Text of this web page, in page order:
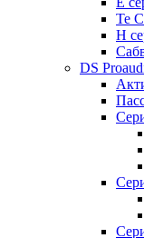
Te
H
DS